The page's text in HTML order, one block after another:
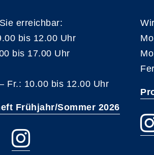
erreichbar:
bis 12.00 Uhr
bis 17.00 Uhr
Fr.: 10.00 bis 12.00 Uhr
Frühjahr/Sommer 2026